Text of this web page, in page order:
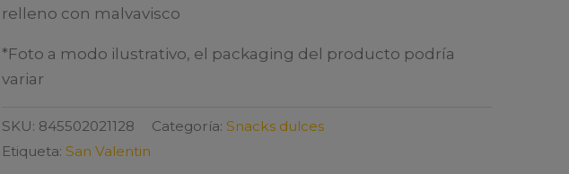
relleno con malvavisco
*Foto a modo ilustrativo, el packaging del producto podría
variar
SKU: 845502021128 Categoría: Snacks dulces
Etiqueta: San Valentin